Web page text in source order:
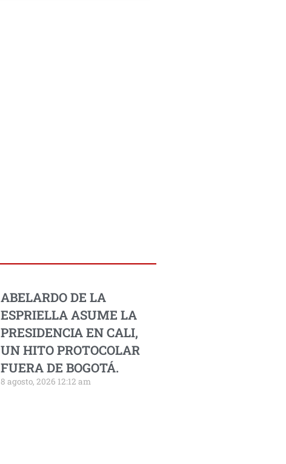
ABELARDO DE LA
ESPRIELLA ASUME LA
PRESIDENCIA EN CALI,
UN HITO PROTOCOLAR
FUERA DE BOGOTÁ.
8 agosto, 2026 12:12 am